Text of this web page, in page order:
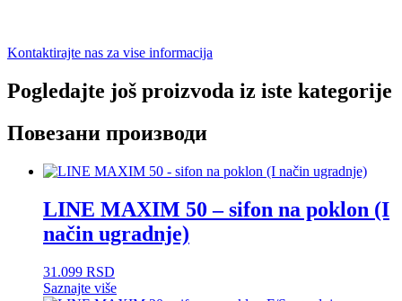
Kontaktirajte nas za vise informacija
Pogledajte još proizvoda iz iste kategorije
Повезани производи
LINE MAXIM 50 – sifon na poklon (I
način ugradnje)
31.099 RSD
Saznajte više